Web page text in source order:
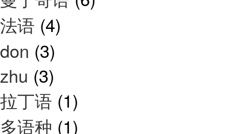
法语 (4)
don (3)
zhu (3)
拉丁语 (1)
多语种 (1)